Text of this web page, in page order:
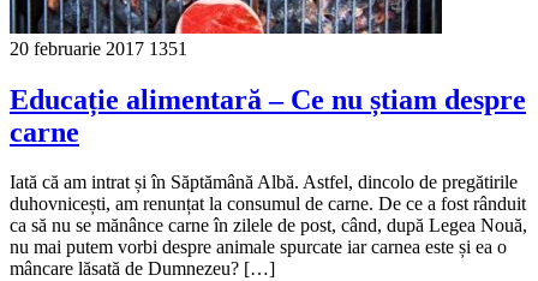
20 februarie 2017 1351
Educație alimentară – Ce nu știam despre
carne
Iată că am intrat și în Săptămână Albă. Astfel, dincolo de pregătirile
duhovnicești, am renunțat la consumul de carne. De ce a fost rânduit
ca să nu se mănânce carne în zilele de post, când, după Legea Nouă,
nu mai putem vorbi despre animale spurcate iar carnea este și ea o
mâncare lăsată de Dumnezeu? […]